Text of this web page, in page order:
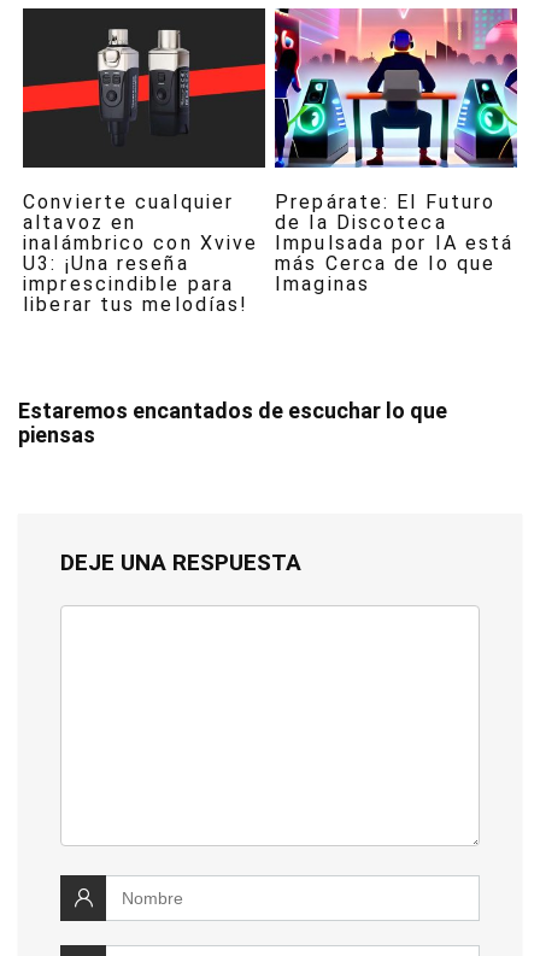
Convierte cualquier
altavoz en
inalámbrico con Xvive
U3: ¡Una reseña
imprescindible para
liberar tus melodías!
Prepárate: El Futuro
de la Discoteca
Impulsada por IA está
más Cerca de lo que
Imaginas
Estaremos encantados de escuchar lo que
piensas
DEJE UNA RESPUESTA